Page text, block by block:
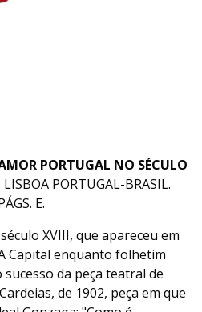
PORTUGAL NO SÉCULO
LISBOA PORTUGAL-BRASIL.
E.
XVIII, que apareceu em
Capital enquanto folhetim
da peça teatral de
de 1902, peça em que